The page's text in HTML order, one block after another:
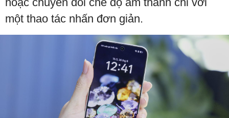
một thao tác nhấn đơn giản.